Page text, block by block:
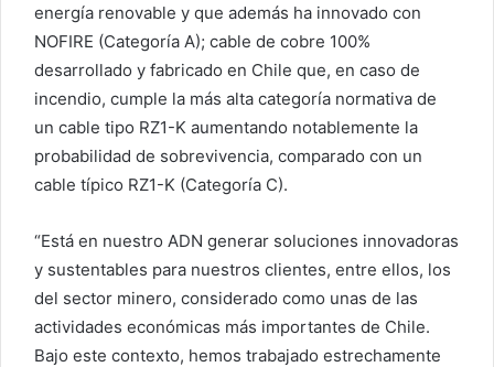
energía renovable y que además ha innovado con
NOFIRE (Categoría A); cable de cobre 100%
desarrollado y fabricado en Chile que, en caso de
incendio, cumple la más alta categoría normativa de
un cable tipo RZ1-K aumentando notablemente la
probabilidad de sobrevivencia, comparado con un
cable típico RZ1-K (Categoría C).
“Está en nuestro ADN generar soluciones innovadoras
y sustentables para nuestros clientes, entre ellos, los
del sector minero, considerado como unas de las
actividades económicas más importantes de Chile.
Bajo este contexto, hemos trabajado estrechamente